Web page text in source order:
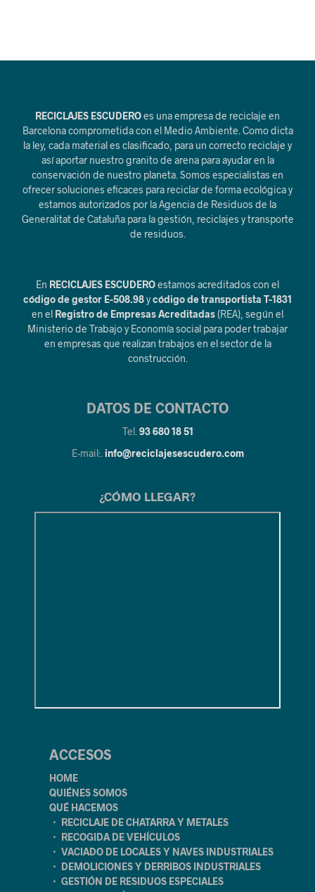
RECICLAJES ESCUDEROes una empresa de reciclaje en
Barcelona comprometida con el Medio Ambiente. Como dicta
la ley, cada material es clasificado, para un correcto reciclaje y
así aportar nuestro granito de arena para ayudar en la
conservación de nuestro planeta. Somos especialistas en
ofrecer soluciones eficaces para reciclar de forma ecológica y
estamos autorizados por la Agencia de Residuos de la
Generalitat de Cataluña para la gestión, reciclajes y transporte
de residuos.
En RECICLAJES ESCUDEROestamos acreditados con el
código de gestor E-508.98ycódigo de transportista T-1831
en el Registro de Empresas Acreditadas (REA), según el
Ministerio de Trabajo y Economía social para poder trabajar
en empresas que realizan trabajos en el sector de la
construcción.
DATOS DE CONTACTO
Tel. 93 680 18 51
E-mail:. info@reciclajesescudero.com
¿CÓMO LLEGAR?
ACCESOS
HOME
QUIÉNES SOMOS
QUÉ HACEMOS
・ RECICLAJE DE CHATARRA Y METALES
・ RECOGIDA DE VEHÍCULOS
・ VACIADO DE LOCALES Y NAVES INDUSTRIALES
・ DEMOLICIONES Y DERRIBOS INDUSTRIALES
・ GESTIÓN DE RESIDUOS ESPECIALES